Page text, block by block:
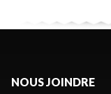
NOUS JOINDRE